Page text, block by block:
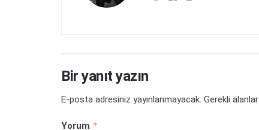
Bir yanıt yazın
E-posta adresiniz yayınlanmayacak. Gerekli alanlar
Yorum *